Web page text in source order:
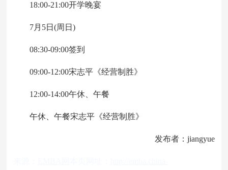
18:00-21:00开学晚宴
7月5日(周日)
08:30-09:00签到
09:00-12:00宋志平《经营制胜》
12:00-14:00午休、午餐
午休、午餐宋志平《经营制胜》
发布者：jiangyue